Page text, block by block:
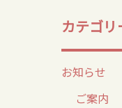
カテゴリ
お知らせ
ご案内